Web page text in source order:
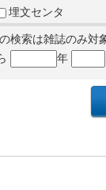
埋文センタ
検索は雑誌のみ対
年